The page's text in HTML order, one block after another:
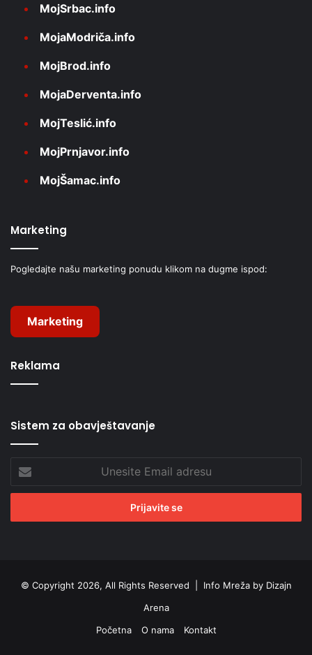
MojSrbac.info
MojaModriča.info
MojBrod.info
MojaDerventa.info
MojTeslić.info
MojPrnjavor.info
MojŠamac.info
Marketing
Pogledajte našu marketing ponudu klikom na dugme ispod:
Marketing
Reklama
Sistem za obavještavanje
Email
adresu
© Copyright 2026, All Rights Reserved | Info Mreža by Dizajn
Arena
Početna
O nama Kontakt